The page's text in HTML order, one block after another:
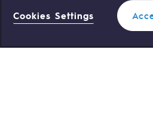
Standard Teréga 0 559 133
Cookies Settings